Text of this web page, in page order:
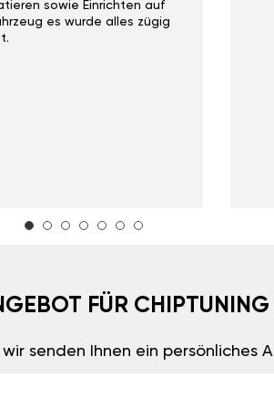
sowie Einrichten auf
es wurde alles zügig
FÜR CHIPTUNING
senden Ihnen ein persönliches